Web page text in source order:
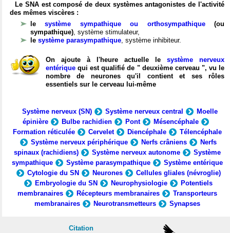
Le SNA est composé de deux systèmes antagonistes de l'activité
des mêmes viscères :
lesystème sympathique ou orthosympathique(ou
sympathique), système stimulateur,
le système parasympathique, système inhibiteur.
On ajoute à l'heure actuelle le système nerveux
entérique qui est qualifié de " deuxième cerveau ", vu le
nombre de neurones qu'il contient et ses rôles
essentiels sur le cerveau lui-même
Système nerveux (SN) Système nerveux central
Moelle
épinière
Bulbe rachidien Pont
Mésencéphale
Formation réticulée
Cervelet Diencéphale
Télencéphale
Système nerveux périphérique
Nerfs crâniens
Nerfs
spinaux (rachidiens)
Système nerveux autonome
Système
sympathique
Système parasympathique
Système entérique
Cytologie du SN
Neurones
Cellules gliales (névroglie)
Embryologie du SN
Neurophysiologie
Potentiels
membranaires
Récepteurs membranaires
Transporteurs
membranaires
Neurotransmetteurs Synapses
Citation